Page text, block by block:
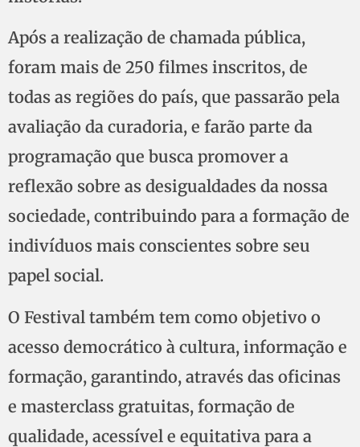
Após a realização de chamada pública,
foram mais de 250 filmes inscritos, de
todas as regiões do país, que passarão pela
avaliação da curadoria, e farão parte da
programação que busca promover a
reflexão sobre as desigualdades da nossa
sociedade, contribuindo para a formação de
indivíduos mais conscientes sobre seu
papel social.
O Festival também tem como objetivo o
acesso democrático à cultura, informação e
formação, garantindo, através das oficinas
e masterclass gratuitas, formação de
qualidade, acessível e equitativa para a